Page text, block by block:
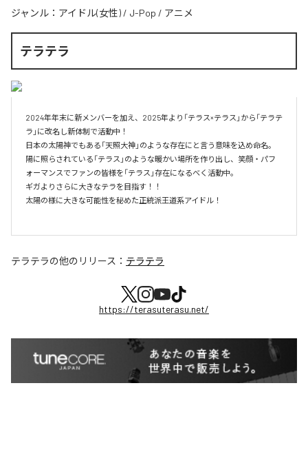
ジャンル： アイドル(女性) / J-Pop / アニメ
テラテラ
2024年年末に新メンバーを加え、2025年より「テラス×テラス」から「テラテ
ラ」に改名し新体制で活動中！
日本の太陽神でもある「天照大神」のような存在にと言う意味を込め命名。
陽に照らされている「テラス」のような暖かい場所を作り出し、笑顔・パフ
ォーマンスでファンの皆様を「テラス」存在になるべく活動中。
ギガよりさらに大きなテラを目指す！！
太陽の様に大きな可能性を秘めた正統派王道系アイドル！
テラテラの他のリリース： テラテラ
https://terasuterasu.net/